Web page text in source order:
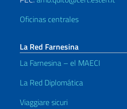
Oficinas centrales
La Red Farnesina
La Farnesina – el MAECI
La Red Diplomática
Viaggiare sicuri